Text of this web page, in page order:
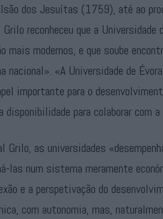
dos Jesuítas (1759), até ao
reconheceu que a
mais modernos, e que soube
nacional». «A Universidade de
importante para o
disponibilidade para colaborar com
Grilo, as universidades
las num sistema meramente
e a perspetivação do
com autonomia, mas,